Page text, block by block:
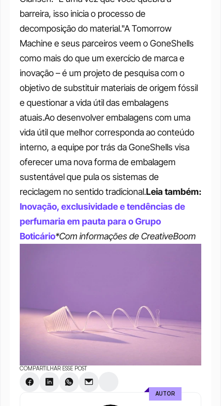
barreira, isso inicia o processo de
decomposição do material."A Tomorrow
Machine e seus parceiros veem o GoneShells
como mais do que um exercício de marca e
inovação – é um projeto de pesquisa com o
objetivo de substituir materiais de origem fóssil
e questionar a vida útil das embalagens
atuais.Ao desenvolver embalagens com uma
vida útil que melhor corresponda ao conteúdo
interno, a equipe por trás da GoneShells visa
oferecer uma nova forma de embalagem
sustentável que pula os sistemas de
reciclagem no sentido tradicional.
Inovação, exclusividade e tendências de
perfumaria em pauta para o Grupo
Boticário*Com informações de CreativeBoom
COMPARTILHAR ESSE POST
AUTOR